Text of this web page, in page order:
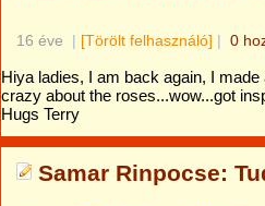
16 éve | [Törölt felhasználó] | 0
Hiya ladies, I am back again, I
crazy about the roses...wow...got
Hugs Terry
Samar Rinpocse: